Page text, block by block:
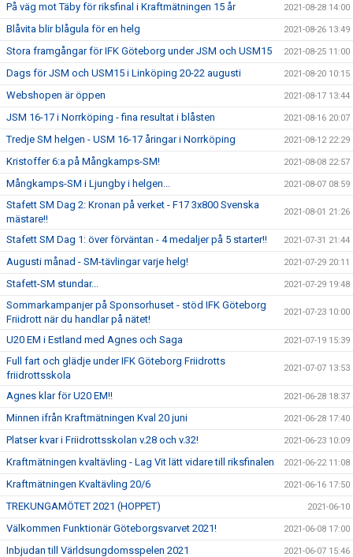
På väg mot Täby för riksfinal i Kraftmätningen 15 år 2021-08-28 14:00
Blåvita blir blågula för en helg 2021-08-26 13:49
Stora framgångar för IFK Göteborg under JSM och USM15 2021-08-25 11:00
Dags för JSM och USM15 i Linköping 20-22 augusti 2021-08-20 10:15
Webshopen är öppen 2021-08-17 13:44
JSM 16-17 i Norrköping - fina resultat i blåsten 2021-08-16 20:07
Tredje SM helgen - USM 16-17 åringar i Norrköping 2021-08-12 22:29
Kristoffer 6:a på Mångkamps-SM! 2021-08-08 22:57
Mångkamps-SM i Ljungby i helgen... 2021-08-07 08:59
Stafett SM Dag 2: Kronan på verket - F17 3x800 Svenska
mästare!!
2021-08-01 21:26
Stafett SM Dag 1: över förväntan - 4 medaljer på 5 starter!! 2021-07-31 21:44
Augusti månad - SM-tävlingar varje helg! 2021-07-29 20:11
Stafett-SM stundar... 2021-07-29 19:48
Sommarkampanjer på Sponsorhuset - stöd IFK Göteborg
Friidrott när du handlar på nätet!
2021-07-23 10:00
U20 EM i Estland med Agnes och Saga 2021-07-19 15:39
Full fart och glädje under IFK Göteborg Friidrotts
friidrottsskola
2021-07-07 13:53
Agnes klar för U20 EM!! 2021-06-28 18:37
Minnen ifrån Kraftmätningen Kval 20 juni 2021-06-28 17:40
Platser kvar i Friidrottsskolan v.28 och v.32! 2021-06-23 10:09
Kraftmätningen kvaltävling - Lag Vit lätt vidare till riksfinalen 2021-06-22 11:08
Kraftmätningen Kvaltävling 20/6 2021-06-16 17:50
TREKUNGAMÖTET 2021 (HOPPET) 2021-06-10
Välkommen Funktionär Göteborgsvarvet 2021! 2021-06-08 17:00
Inbjudan till Världsungdomsspelen 2021 2021-06-07 15:46